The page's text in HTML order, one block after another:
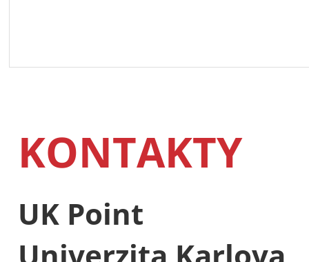
KONTAKTY
UK Point